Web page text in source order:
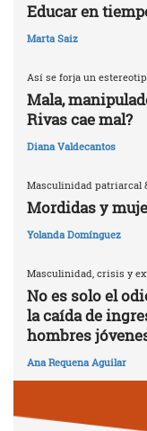
Educar en
Marta Saiz
Así se forja un
Mala,
Rivas cae mal?
Diana Valdecantos
Masculinidad patriarcal
Mordidas y
Yolanda Domínguez
Masculinidad, crisis y
No es solo el
la caída de
hombres
Ana Requena Aguilar